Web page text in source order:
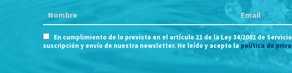
En cumplimiento de lo previsto en el artículo 21 de la Ley 34/2002 de
suscripción y envío de nuestra newsletter. He leído y acepto la política de